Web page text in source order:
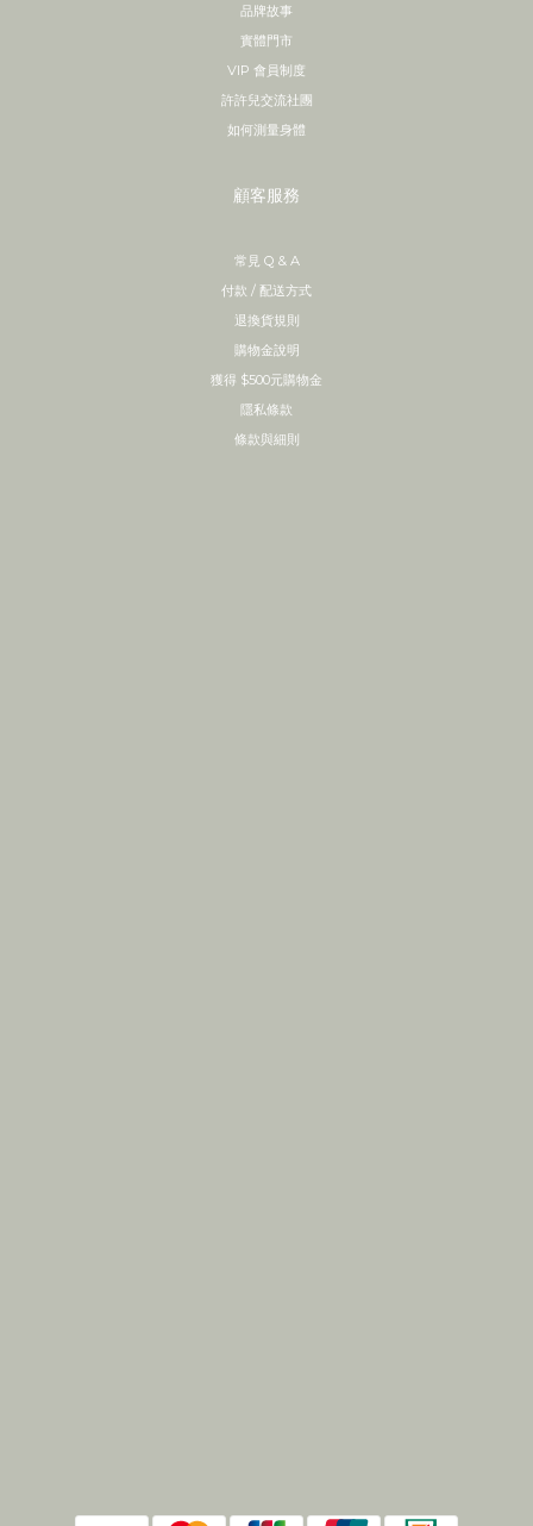
品牌故事
實體門市
VIP 會員制度
許許兒交流社團
如何測量身體
顧客服務
常見 Q & A
付款 / 配送方式
退換貨規則
購物金說明
獲得 $500元購物金
隱私條款
條款與細則